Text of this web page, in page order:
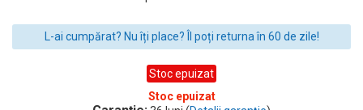
L-ai cumpărat? Nu îți place? Îl poți returna în 60 de zile!
Stoc epuizat
Stoc epuizat